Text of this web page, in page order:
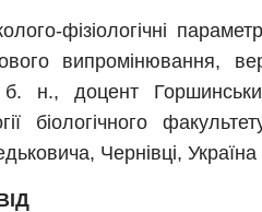
фізіологічні
випромінювання,
н., доцент
біологічного
Чернівці, Україна